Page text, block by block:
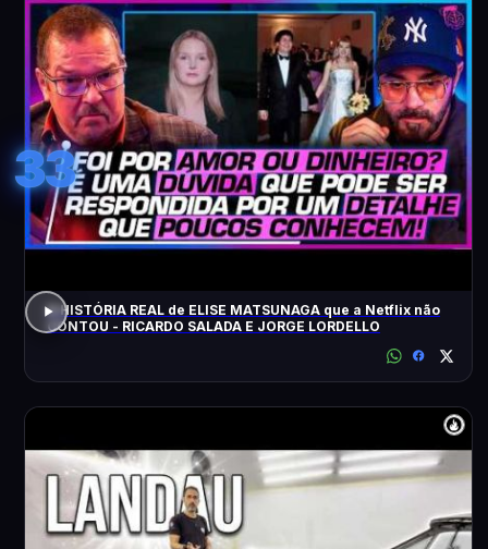
33
A HISTÓRIA REAL de ELISE MATSUNAGA que a Netflix não
CONTOU - RICARDO SALADA E JORGE LORDELLO